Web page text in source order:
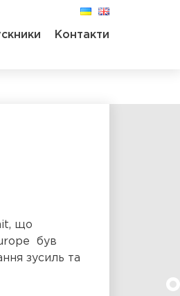
Контакти
що
був
зусиль та